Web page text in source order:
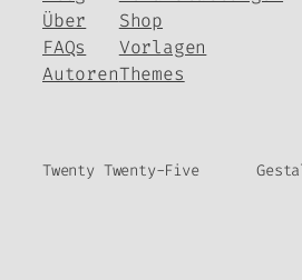
Über
FAQs
Autoren
Shop
Vorlagen
Themes
Twenty Twenty-Five